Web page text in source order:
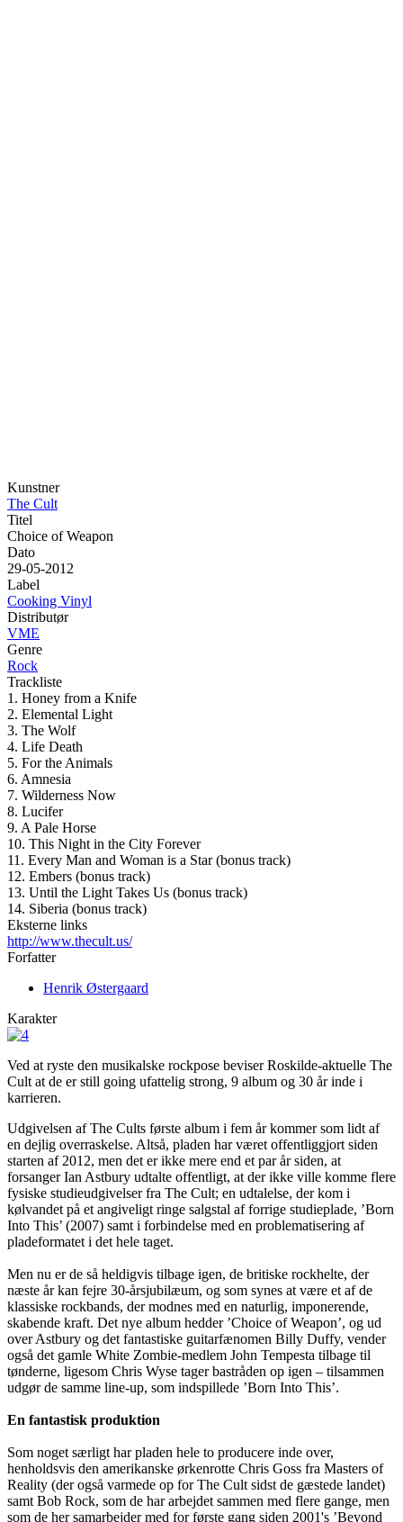
Kunstner
The Cult
Titel
Choice of Weapon
Dato
29-05-2012
Label
Cooking Vinyl
Distributør
VME
Genre
Rock
Trackliste
1. Honey from a Knife
2. Elemental Light
3. The Wolf
4. Life Death
5. For the Animals
6. Amnesia
7. Wilderness Now
8. Lucifer
9. A Pale Horse
10. This Night in the City Forever
11. Every Man and Woman is a Star (bonus track)
12. Embers (bonus track)
13. Until the Light Takes Us (bonus track)
14. Siberia (bonus track)
Eksterne links
http://www.thecult.us/
Forfatter
Henrik Østergaard
Karakter
Ved at ryste den musikalske rockpose beviser Roskilde-aktuelle The
Cult at de er still going ufattelig strong, 9 album og 30 år inde i
karrieren.
Udgivelsen af The Cults første album i fem år kommer som lidt af
en dejlig overraskelse. Altså, pladen har været offentliggjort siden
starten af 2012, men det er ikke mere end et par år siden, at
forsanger Ian Astbury udtalte offentligt, at der ikke ville komme flere
fysiske studieudgivelser fra The Cult; en udtalelse, der kom i
kølvandet på et angiveligt ringe salgstal af forrige studieplade, ’Born
Into This’ (2007) samt i forbindelse med en problematisering af
pladeformatet i det hele taget.
Men nu er de så heldigvis tilbage igen, de britiske rockhelte, der
næste år kan fejre 30-årsjubilæum, og som synes at være et af de
klassiske rockbands, der modnes med en naturlig, imponerende,
skabende kraft. Det nye album hedder ’Choice of Weapon’, og ud
over Astbury og det fantastiske guitarfænomen Billy Duffy, vender
også det gamle White Zombie-medlem John Tempesta tilbage til
tønderne, ligesom Chris Wyse tager bastråden op igen – tilsammen
udgør de samme line-up, som indspillede ’Born Into This’.
En fantastisk produktion
Som noget særligt har pladen hele to producere inde over,
henholdsvis den amerikanske ørkenrotte Chris Goss fra Masters of
Reality (der også varmede op for The Cult sidst de gæstede landet)
samt Bob Rock, som de har arbejdet sammen med flere gange, men
som de her samarbejder med for første gang siden 2001's ’Beyond